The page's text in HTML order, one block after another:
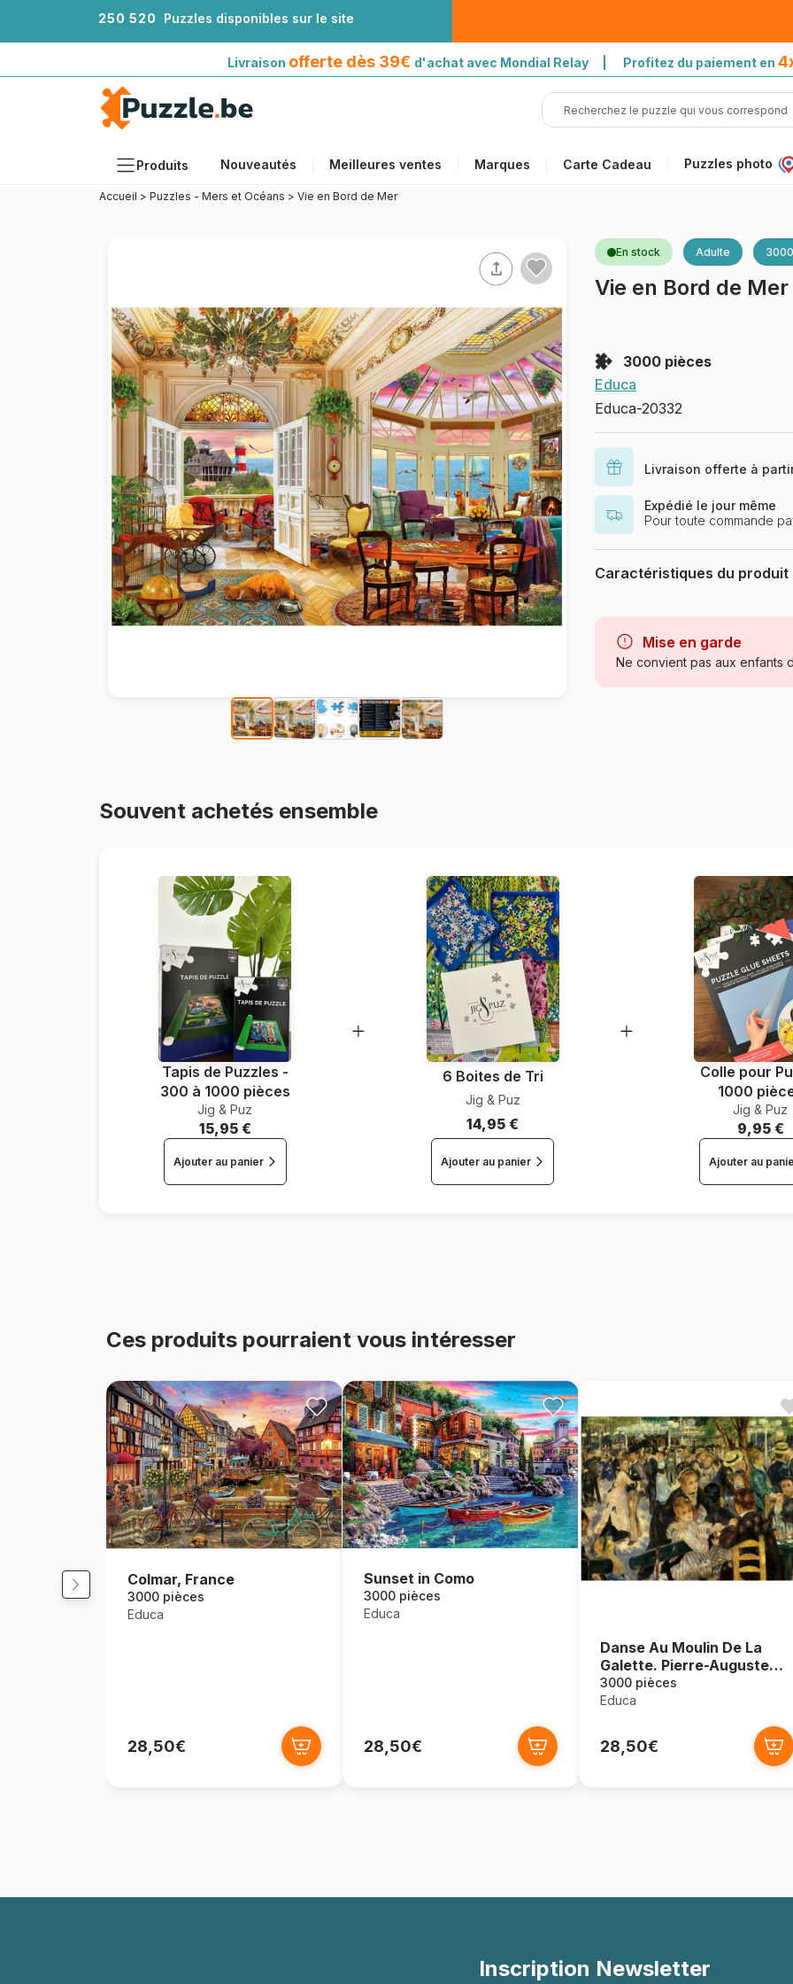
250 520 Puzzles disponibles sur le site
Livraison offerte dès 39€ d'achat avec Mondial Relay | Profitez du paiement en
Produits Nouveautés Meilleures ventes Marques Carte Cadeau Puzzles photo
Âges
Artistes
Accessoires
Puzzles en bois
Peinture au numéro
Accueil > Puzzles - Mers et Océans > Vie en Bord de Mer
En stock Adulte
Vie en Bord de Mer
3000 pièces
Educa
Educa-20332
Livraison offerte à
Expédié le jour même
Pour toute commande
Caractéristiques du produit
Catégorie
Mise en garde
Ne convient pas aux enfants
Souvent achetés ensemble
Tapis de Puzzles -
300 à 1000 pièces
Jig & Puz
15,95 €
Ajouter au panier
6 Boites de Tri
Jig & Puz
14,95 €
Ajouter au panier
Colle pour
1000
Jig & Puz
9,95 €
Ajouter au
Ces produits pourraient vous intéresser
Colmar, France
3000 pièces
Educa
28,50€
Sunset in Como
3000 pièces
Educa
28,50€
Danse Au Moulin De La
Galette. Pierre-Auguste
Renoir
3000 pièces
Educa
28,50€
Inscription Newsletter